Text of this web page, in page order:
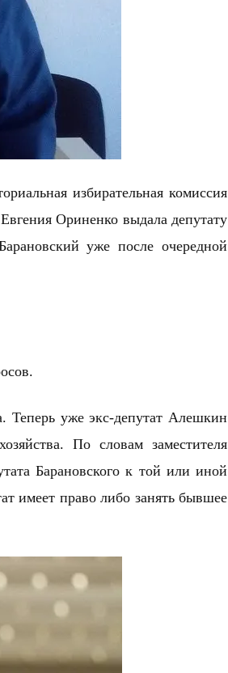
избирательная комиссия
Ориненко выдала депутату
уже после очередной
Теперь уже экс-депутат Алешкин
По словам заместителя
Барановского к той или иной
имеет право либо занять бывшее